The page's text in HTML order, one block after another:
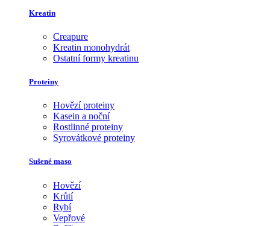
Kreatin
Creapure
Kreatin monohydrát
Ostatní formy kreatinu
Proteiny
Hovězí proteiny
Kasein a noční
Rostlinné proteiny
Syrovátkové proteiny
Sušené maso
Hovězí
Krůtí
Rybí
Vepřové